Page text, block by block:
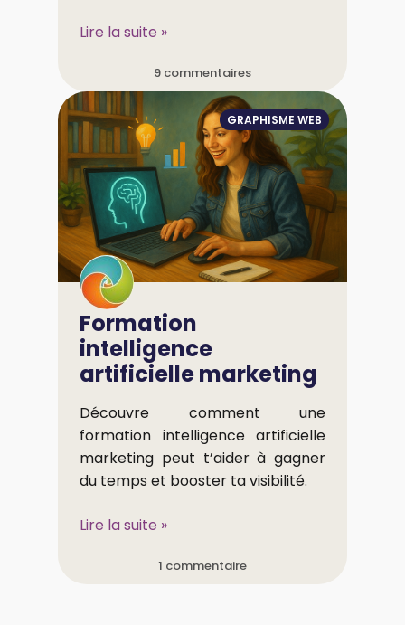
Lire la suite »
9 commentaires
GRAPHISME WEB
Formation
intelligence
artificielle marketing
Découvre comment une
formation intelligence artificielle
marketing peut t’aider à gagner
du temps et booster ta visibilité.
Lire la suite »
1 commentaire